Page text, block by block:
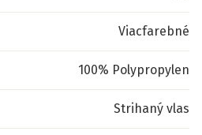
Viacfarebné
100% Polypropylen
Strihaný vlas